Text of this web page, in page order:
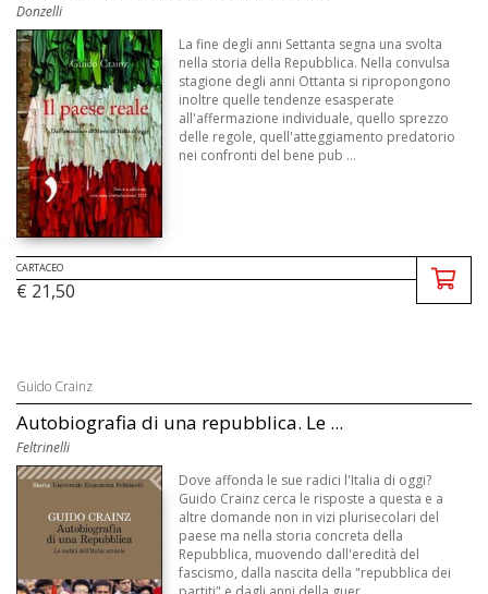
Donzelli
La fine degli anni Settanta segna una svolta
nella storia della Repubblica. Nella convulsa
stagione degli anni Ottanta si ripropongono
inoltre quelle tendenze esasperate
all'affermazione individuale, quello sprezzo
delle regole, quell'atteggiamento predatorio
nei confronti del bene pub ...
CARTACEO
€ 21,50
Guido Crainz
Autobiografia di una repubblica. Le ...
Feltrinelli
Dove affonda le sue radici l'Italia di oggi?
Guido Crainz cerca le risposte a questa e a
altre domande non in vizi plurisecolari del
paese ma nella storia concreta della
Repubblica, muovendo dall'eredità del
fascismo, dalla nascita della "repubblica dei